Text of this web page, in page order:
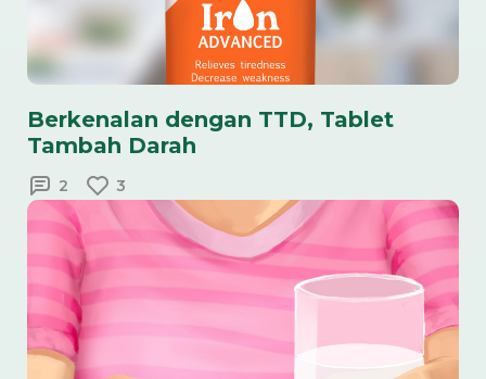
Berkenalan dengan TTD, Tablet
Tambah Darah
2 3